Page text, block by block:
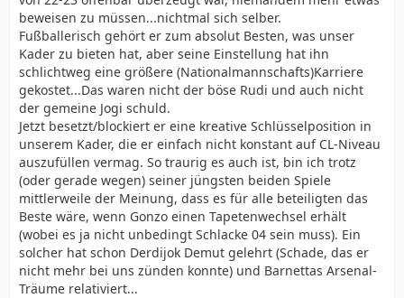
beweisen zu müssen...nichtmal sich selber.
Fußballerisch gehört er zum absolut Besten, was unser
Kader zu bieten hat, aber seine Einstellung hat ihn
schlichtweg eine größere (Nationalmannschafts)Karriere
gekostet...Das waren nicht der böse Rudi und auch nicht
der gemeine Jogi schuld.
Jetzt besetzt/blockiert er eine kreative Schlüsselposition in
unserem Kader, die er einfach nicht konstant auf CL-Niveau
auszufüllen vermag. So traurig es auch ist, bin ich trotz
(oder gerade wegen) seiner jüngsten beiden Spiele
mittlerweile der Meinung, dass es für alle beteiligten das
Beste wäre, wenn Gonzo einen Tapetenwechsel erhält
(wobei es ja nicht unbedingt Schlacke 04 sein muss). Ein
solcher hat schon Derdijok Demut gelehrt (Schade, das er
nicht mehr bei uns zünden konnte) und Barnettas Arsenal-
Träume relativiert...